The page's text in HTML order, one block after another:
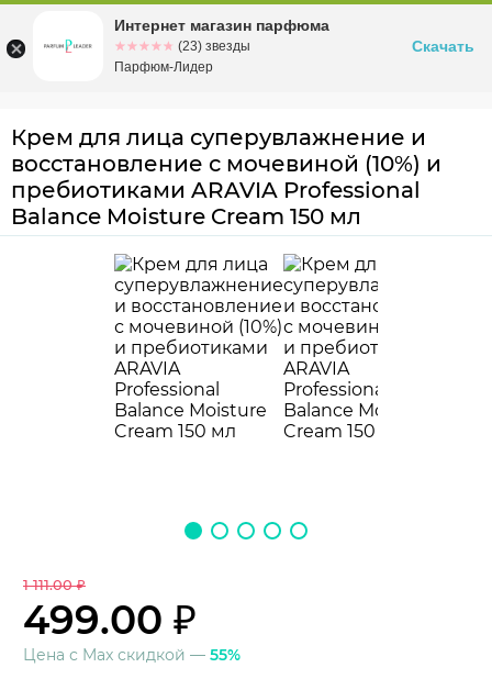
Омскул. Заозерная, 11, к. 1
Крем для лица суперувлажнение и
восстановление с мочевиной (10%) и
пребиотиками ARAVIA Professional
Balance Moisture Cream 150 мл
1 111.00 ₽
499.00 ₽
Цена с Max скидкой — 55%
Интернет магазин парфюма
☆☆☆☆☆
★★★★★ (23) звезды
Парфюм-Лидер
Скачать